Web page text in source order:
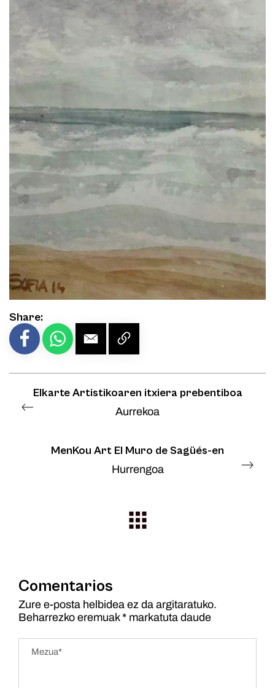
Share:
Elkarte Artistikoaren itxiera prebentiboa
Aurrekoa
MenKou Art El Muro de Sagüés-en
Hurrengoa
Comentarios
Zure e-posta helbidea ez da argitaratuko.
Beharrezko eremuak * markatuta daude